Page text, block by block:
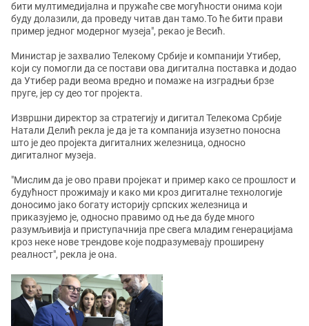
бити мултимедијална и пружаће све могућности онима који
буду долазили, да проведу читав дан тамо.То ће бити прави
пример једног модерног музеја", рекао је Весић.
Министар је захвалио Телекому Србије и компанији Утибер,
који су помогли да се постави ова дигитална поставка и додао
да Утибер ради веома вредно и помаже на изградњи брзе
пруге, јер су део тог пројекта.
Извршни директор за стратегију и дигитал Телекома Србије
Натали Делић рекла је да је та компанија изузетно поносна
што је део пројекта дигиталних железница, односно
дигиталног музеја.
"Мислим да је ово прави пројекат и пример како се прошлост и
будућност прожимају и како ми кроз дигиталне технологије
доносимо јако богату историју српских железница и
приказујемо је, односно правимо од ње да буде много
разумљивија и приступачнија пре свега младим генерацијама
кроз неке нове трендове које подразумевају проширену
реалност", рекла је она.